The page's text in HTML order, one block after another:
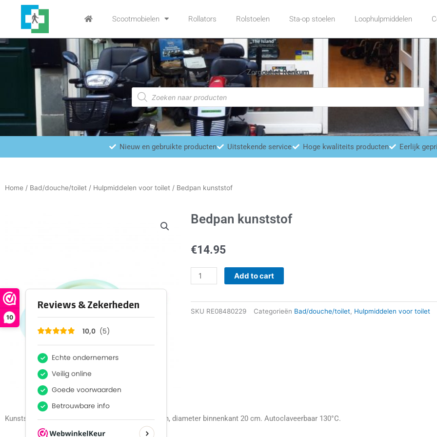
10
inhoud
Scootmobielen Rollators Rolstoelen Sta-op stoelen Loophulpmiddelen
Zorgoutlet Renkum
Producten
zoeken
Nieuw en gebruikte producten Uitstekende service Hoge kwaliteits producten Eerlijk
Home / Bad/douche/toilet / Hulpmiddelen voor toilet / Bedpan kunststof
Bedpan kunststof
€14.95
Bedpan
kunststof
Add to cart
SKU RE08480229 Categorieën Bad/douche/toilet, Hulpmiddelen voor toilet
Kunststof bedpan inclusief deksel.Diameter 30 cm, diameter binnenkant 20 cm. Autoclaveerbaar 130°C.